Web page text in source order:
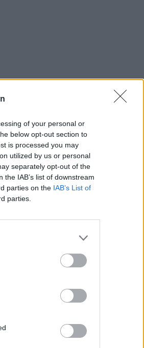
of your personal or
below opt-out section to
is processed you may
utilized by us or personal
separately opt-out of the
IAB’s list of downstream
parties on the IAB’s List of
parties.